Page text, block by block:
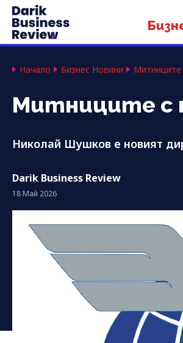
Начало Бизнес Новини Митниците
Митниците с
Николай Шушков е новият
Darik Business Review
18 Май 2026